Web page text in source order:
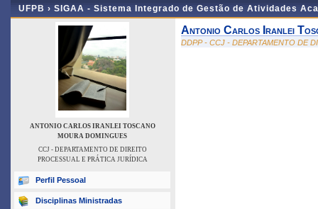
UFPB › SIGAA - Sistema Integrado de Gestão de Atividades
ANTONIO CARLOS IRANLEI TOSCANO
MOURA DOMINGUES
CCJ - DEPARTAMENTO DE DIREITO
PROCESSUAL E PRÁTICA JURÍDICA
Perfil Pessoal
Disciplinas Ministradas
Antonio Carlos Iranlei
DDPP - CCJ - DEPARTAMENTO DE